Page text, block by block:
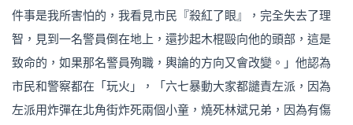
件事是我所害怕的，我看見市民『殺紅了眼』，完全失去了理
智，見到一名警員倒在地上，還抄起木棍毆向他的頭部，這是
致命的，如果那名警員殉職，輿論的方向又會改變。」他認為
市民和警察都在「玩火」，「六七暴動大家都譴責左派，因為
左派用炸彈在北角街炸死兩個小童，燒死林斌兄弟，因為有傷